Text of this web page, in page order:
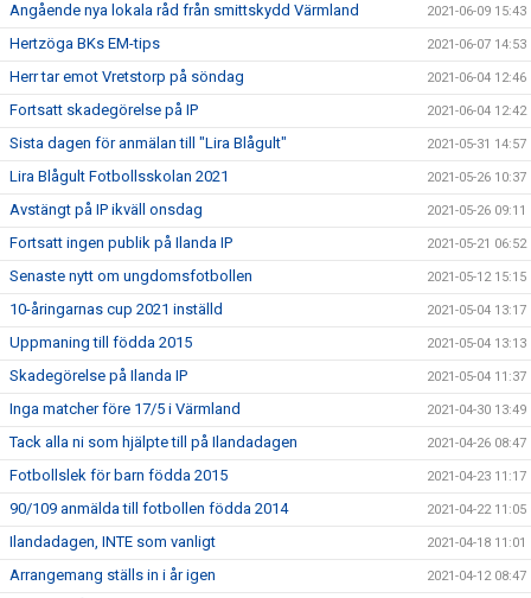
Angående nya lokala råd från smittskydd Värmland 2021-06-09 15:43
Hertzöga BKs EM-tips 2021-06-07 14:53
Herr tar emot Vretstorp på söndag 2021-06-04 12:46
Fortsatt skadegörelse på IP 2021-06-04 12:42
Sista dagen för anmälan till "Lira Blågult" 2021-05-31 14:57
Lira Blågult Fotbollsskolan 2021 2021-05-26 10:37
Avstängt på IP ikväll onsdag 2021-05-26 09:11
Fortsatt ingen publik på Ilanda IP 2021-05-21 06:52
Senaste nytt om ungdomsfotbollen 2021-05-12 15:15
10-åringarnas cup 2021 inställd 2021-05-04 13:17
Uppmaning till födda 2015 2021-05-04 13:13
Skadegörelse på Ilanda IP 2021-05-04 11:37
Inga matcher före 17/5 i Värmland 2021-04-30 13:49
Tack alla ni som hjälpte till på Ilandadagen 2021-04-26 08:47
Fotbollslek för barn födda 2015 2021-04-23 11:17
90/109 anmälda till fotbollen födda 2014 2021-04-22 11:05
Ilandadagen, INTE som vanligt 2021-04-18 11:01
Arrangemang ställs in i år igen 2021-04-12 08:47